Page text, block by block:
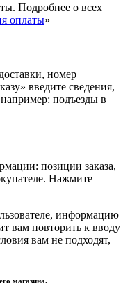
Подробнее о всех
оплаты»
номер
введите сведения,
подъезды в
позиции заказа,
Нажмите
информацию
вам повторить к вводу
вам не подходят,
магазина.